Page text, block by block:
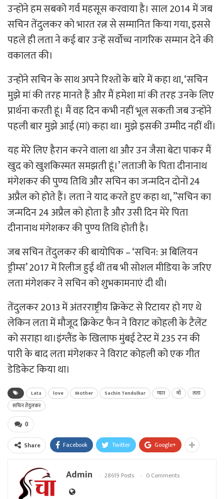
उन्होंने हम सबको गर्व महसूस करवाया है। साल 2014 में जब
सचिन तेंदुलकर को भारत रत्न से सम्मानित किया गया, इससे
पहले ही लता ने कई बार उन्हें सर्वोच्च नागरिक सम्मान देने की
वकालत की।
उन्होंने सचिन के साथ अपने रिश्तों के बारे में कहा था, ‘सचिन
मुझे मां की तरह मानते हैं और मैं हमेशा मां की तरह उनके लिए
प्रार्थना करती हूं। मैं वह दिन कभी नहीं भूल सकती जब उन्होंने
पहली बार मुझे आई (मां) कहा था। मुझे इसकी उम्मीद नहीं थीं।
यह मेरे लिए हैरान करने वाला था और उन जैसा बेटा पाकर मैं
खुद को खुशकिस्मत समझती हूं।’ लताजी के पिता दीनानाथ
मंगेशकर की पुण्य तिथि और सचिन का जन्मदिन दोनों 24
अप्रैल को होते हैं। लता ने याद करते हुए कहा था, ”सचिन का
जन्मदिन 24 अप्रैल को होता है और उसी दिन मेरे पिता
दीनानाथ मंगेशकर की पुण्य तिथि होती है।
जब सचिन तेंदुलकर की बायोपिक – ‘सचिन: अ बिलियन
ड्रीम्स’ 2017 में रिलीज हुई थीं तब भी सोशल मीडिया के जरिए
लता मंगेशकर ने सचिन को शुभकामनाएं दी थी।
तेंदुलकर 2013 में अंतरराष्ट्रीय क्रिकेट से रिटायर हो गए थे
लेकिन लता में मौजूद क्रिकेट फैन ने विराट कोहली के टैलेंट
को सराहा था।इंग्लैंड के खिलाफ मुंबई टेस्ट में 235 रन की
पारी के बाद लता मंगेशकर ने विराट कोहली को एक गीत
डेडिकेट किया था।
Lata love Mother Sachin Tendulkar प्यार माँ
लता
सचिन तेंदुलकर
0
Share Facebook Twitter Google+
Admin 28619 Posts 0 Comments